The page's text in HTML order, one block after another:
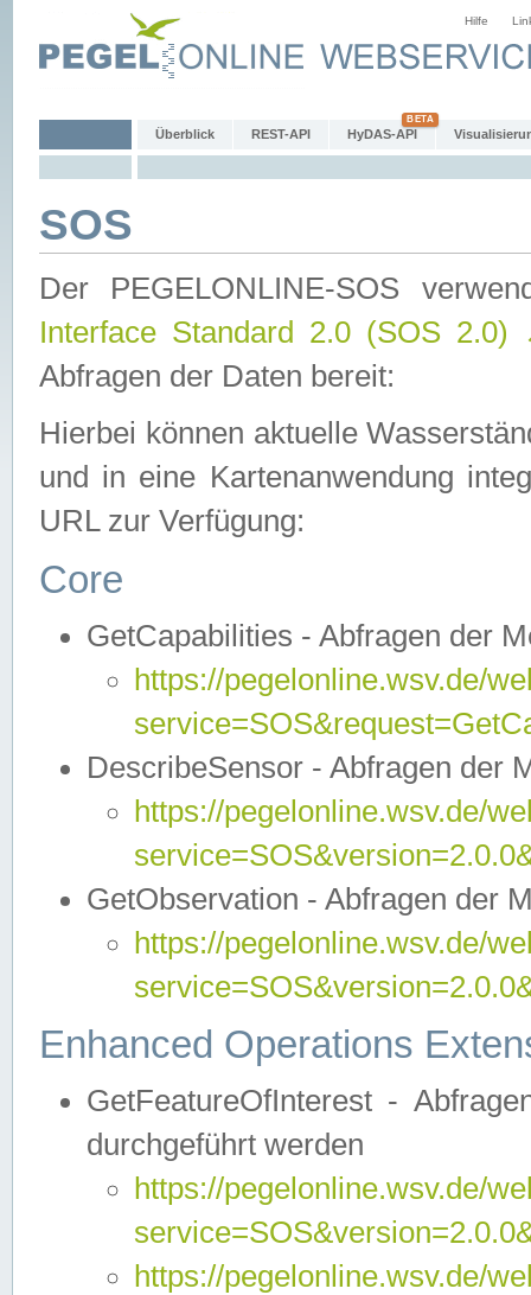
Hilfe
Überblick REST-API HyDAS-API
SOS
Der PEGELONLINE-SOS
Interface Standard 2.0 (SOS 2.0)
Abfragen der Daten bereit:
Hierbei können aktuelle
und in eine Kartenanwendung
URL zur Verfügung:
Core
GetCapabilities - Abfragen der
https://pegelonline.wsv.de/
DescribeSensor - Abfragen der
https://pegelonline.wsv.de/
GetObservation - Abfragen der
https://pegelonline.wsv.de/
Enhanced Operations
GetFeatureOfInterest -
durchgeführt werden
https://pegelonline.wsv.de/
https://pegelonline.wsv.de/